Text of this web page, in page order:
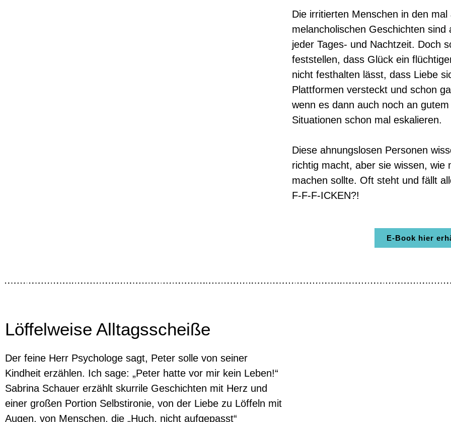
Die irritierten Menschen in den mal
melancholischen Geschichten
jeder Tages- und Nachtzeit. Doch
feststellen, dass Glück ein
nicht festhalten lässt, dass Liebe
Plattformen versteckt und schon
wenn es dann auch noch an
Situationen schon mal eskalieren.
Diese ahnungslosen Personen
richtig macht, aber sie wissen, wie
machen sollte. Oft steht und fällt
F-F-F-ICKEN?!
E-Book hier
Löffelweise Alltagsscheiße
Der feine Herr Psychologe sagt, Peter solle von seiner
Kindheit erzählen. Ich sage: „Peter hatte vor mir kein Leben!“
Sabrina Schauer erzählt skurrile Geschichten mit Herz und
einer großen Portion Selbstironie, von der Liebe zu Löffeln mit
Augen, von Menschen, die „Huch, nicht aufgepasst“